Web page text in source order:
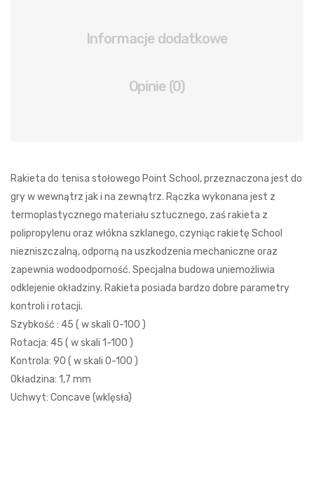
Informacje dodatkowe
Opinie (0)
Rakieta do tenisa stołowego Point School, przeznaczona jest do
gry w wewnątrz jak i na zewnątrz. Rączka wykonana jest z
termoplastycznego materiału sztucznego, zaś rakieta z
polipropylenu oraz włókna szklanego, czyniąc rakietę School
niezniszczalną, odporną na uszkodzenia mechaniczne oraz
zapewnia wodoodporność. Specjalna budowa uniemożliwia
odklejenie okładziny. Rakieta posiada bardzo dobre parametry
kontroli i rotacji.
Szybkość : 45 ( w skali 0-100 )
Rotacja: 45 ( w skali 1-100 )
Kontrola: 90 ( w skali 0-100 )
Okładzina: 1,7 mm
Uchwyt: Concave (wklęsła)